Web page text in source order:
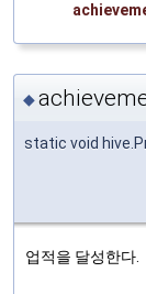
◆
static void
업적을 달성한다.